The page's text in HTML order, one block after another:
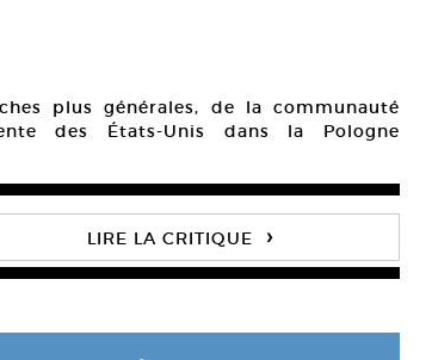
plus générales, de la communauté
des États-Unis dans la Pologne
LIRE LA CRITIQUE ›